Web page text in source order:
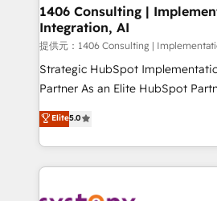
inbound and loop marketing,
creativity. Our multicultural team
Portuguese, and English to
that drive measurable growth. 🌎 Highlights: • 10+
years as a HubSpot partner. •
Year LATAM 2022, 2023, 2024,
Year 2024. • Organizer of
1406 Consulting |
Integration, AI
提供元：1406 Consulting |
Strategic HubSpot
Partner As an Elite HubSpot Partner, 1406 Consulting
helps mid-market revenue teams
they sell, market, and serve. We
HubSpot—we teach your team
to help you keep winning. What We Do ⚙️ CRM
Elite5.0